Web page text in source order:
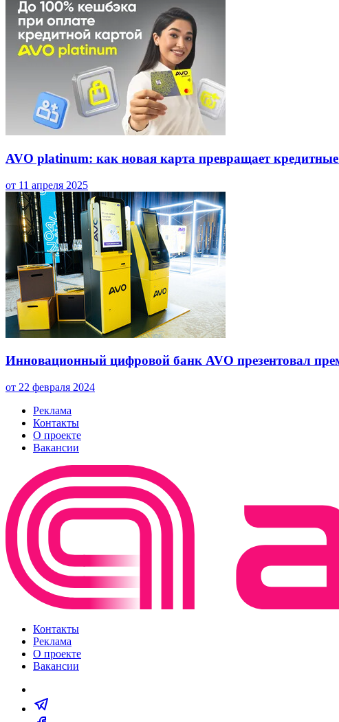
AVO platinum: как новая карта превращает
от 11 апреля 2025
Инновационный цифровой банк AVO презентовал
от 22 февраля 2024
Реклама
Контакты
О проекте
Вакансии
Контакты
Реклама
О проекте
Вакансии